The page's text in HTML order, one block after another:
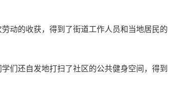
动的收获，得到了街道工作人员和当地居民的
们还自发地打扫了社区的公共健身空间，得到